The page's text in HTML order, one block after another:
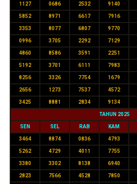
1127 0686 2532 9140
5852 8971 6617 7916
3353 8077 6807 9770
0996 3705 2292 7129
4860 8586 3591 2251
5192 3701 6111 7983
8256 3326 7754 1679
2656 1273 7537 4572
3425 8881 2834 9134
TAHUN 2025
SEN SEL RAB KAM
3464 8874 0836 4793
5262 4729 4011 7755
3380 3302 8138 6940
2823 7566 4528 7850